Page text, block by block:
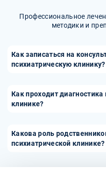
Профессиональное
методики и
Как записаться на
психиатрическую клинику?
по телефону или через
записи важно указать
Как проходит диагностика
клинике?
себя подробное
психиатрическое
Какова роль
психиатрической клинике?